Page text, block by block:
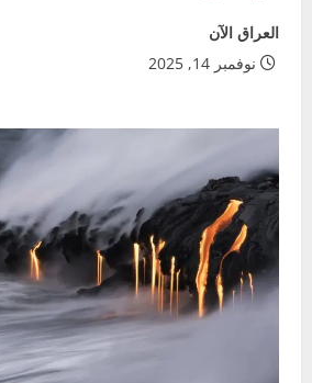
العراق الآن
نوفمبر 14, 2025